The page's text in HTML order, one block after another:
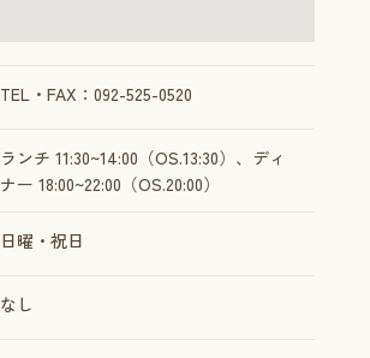
TEL・FAX：092-525-0520
ランチ 11:30~14:00（OS.13:30）、ディ
ナー 18:00~22:00（OS.20:00）
日曜・祝日
なし